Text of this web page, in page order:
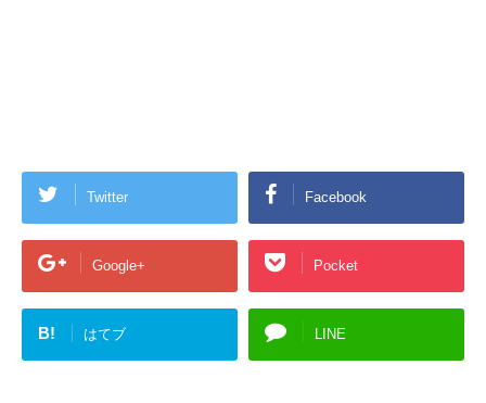
Twitter Facebook
Google+ Pocket
B! はてブ LINE